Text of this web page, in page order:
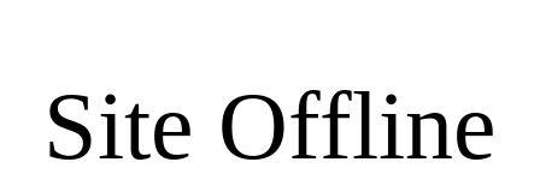
Site Offline